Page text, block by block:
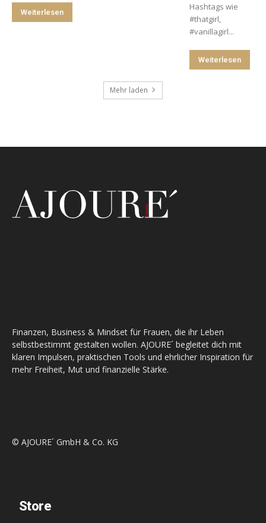
Weiterlesen
Hashtags wie
#thatgirl,
#vanillagirl...
Weiterlesen
Mehr laden
Finanzen, Business & Mindset für Frauen, die ihr Leben
selbstbestimmt gestalten wollen. AJOURE´ begleitet dich mit
klaren Impulsen, praktischen Tools und ehrlicher Inspiration für
mehr Freiheit, Mut und finanzielle Stärke.
© AJOURE´ GmbH & Co. KG
Store